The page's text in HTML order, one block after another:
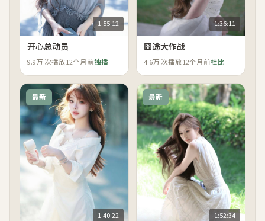
1:55:12
开心总动员
9.9万 次播放12个月前独播
1:36:11
囧途大作战
4.6万 次播放12个月前杜比
最新
1:40:22
最新
1:52:34